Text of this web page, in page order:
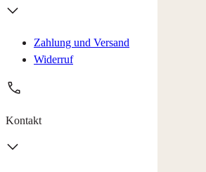
Zahlung und Versand
Widerruf
Kontakt